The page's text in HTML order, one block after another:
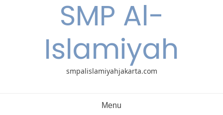
SMP Al-
Islamiyah
smpalislamiyahjakarta.com
Menu